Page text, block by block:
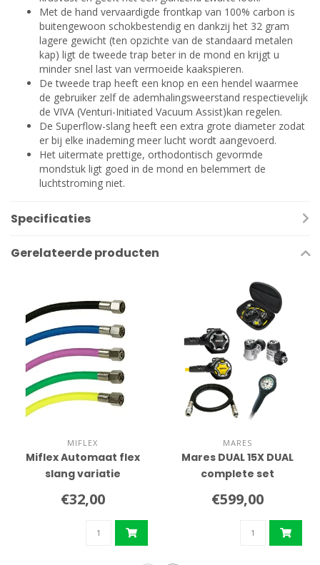
Met de hand vervaardigde frontkap van 100% carbon is
buitengewoon schokbestendig en dankzij het 32 gram
lagere gewicht (ten opzichte van de standaard metalen
kap) ligt de tweede trap beter in de mond en krijgt u
minder snel last van vermoeide kaakspieren.
De tweede trap heeft een knop en een hendel waarmee
de gebruiker zelf de ademhalingsweerstand respectievelijk
de VIVA (Venturi-Initiated Vacuum Assist)kan regelen.
De Superflow-slang heeft een extra grote diameter zodat
er bij elke inademing meer lucht wordt aangevoerd.
Het uitermate prettige, orthodontisch gevormde
mondstuk ligt goed in de mond en belemmert de
luchtstroming niet.
Specificaties
Gerelateerde producten
MIFLEX
Miflex Automaat flex
slang variatie
€32,00
MARES
Mares DUAL 15X DUAL
complete set
€599,00